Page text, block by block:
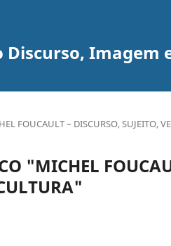
Imagem
FOUCAULT – DISCURSO, SUJEITO,
"MICHEL